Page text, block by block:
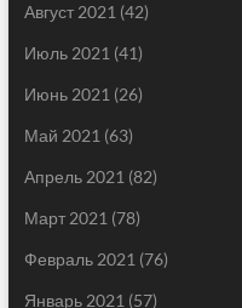
Август 2021 (42)
Июль 2021 (41)
Июнь 2021 (26)
Май 2021 (63)
Апрель 2021 (82)
Март 2021 (78)
Февраль 2021 (76)
Январь 2021 (57)